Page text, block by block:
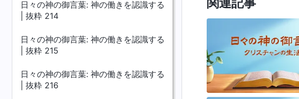
日々の神の御言葉: 神の働きを認識する
| 抜粋 214
日々の神の御言葉: 神の働きを認識する
| 抜粋 215
日々の神の御言葉: 神の働きを認識する
| 抜粋 216